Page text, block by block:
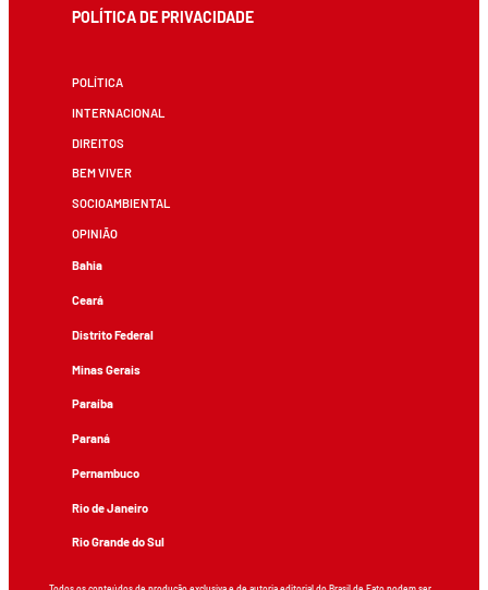
POLÍTICA DE PRIVACIDADE
POLÍTICA
INTERNACIONAL
DIREITOS
BEM VIVER
SOCIOAMBIENTAL
OPINIÃO
Bahia
Ceará
Distrito Federal
Minas Gerais
Paraíba
Paraná
Pernambuco
Rio de Janeiro
Rio Grande do Sul